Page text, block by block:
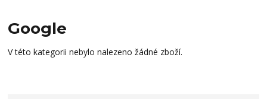
Google
V této kategorii nebylo nalezeno žádné zboží.